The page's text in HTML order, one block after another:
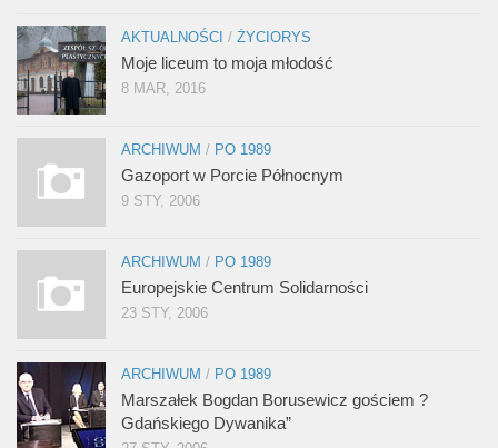
AKTUALNOŚCI / ŻYCIORYS
Moje liceum to moja młodość
8 MAR, 2016
ARCHIWUM / PO 1989
Gazoport w Porcie Północnym
9 STY, 2006
ARCHIWUM / PO 1989
Europejskie Centrum Solidarności
23 STY, 2006
ARCHIWUM / PO 1989
Marszałek Bogdan Borusewicz gościem ?
Gdańskiego Dywanika”